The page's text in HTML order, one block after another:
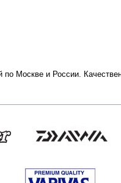
Москве и России.